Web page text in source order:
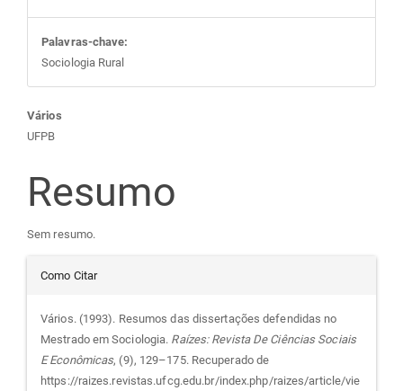
Palavras-chave:
Sociologia Rural
Conteúdo
do
artigo
principal
Vários
UFPB
Resumo
Sem resumo.
Detalhes
do
artigo
Como Citar
Vários. (1993). Resumos das dissertações defendidas no
Mestrado em Sociologia. Raízes: Revista De Ciências Sociais
E Econômicas, (9), 129–175. Recuperado de
https://raizes.revistas.ufcg.edu.br/index.php/raizes/article/vie